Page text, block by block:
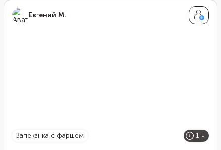
корочку.
Евгений М.
запеканка с фаршем 1 ч